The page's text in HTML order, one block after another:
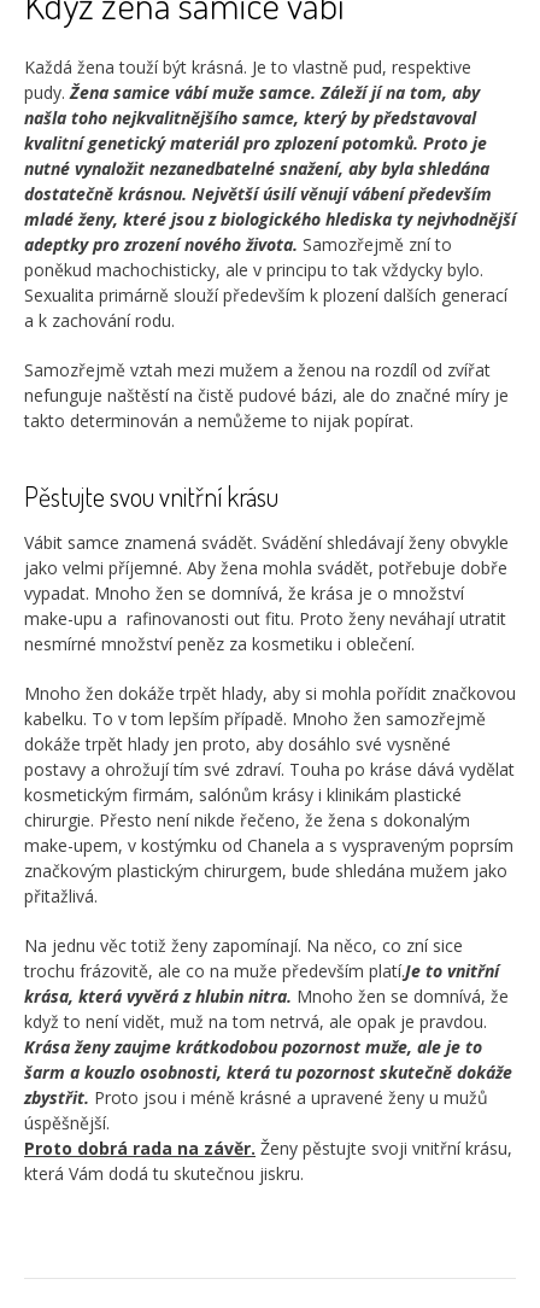
Každá žena touží být krásná. Je to vlastně pud, respektive
pudy. Žena samice vábí muže samce. Záleží jí na tom, aby
našla toho nejkvalitnějšího samce, který by představoval
kvalitní genetický materiál pro zplození potomků. Proto je
nutné vynaložit nezanedbatelné snažení, aby byla shledána
dostatečně krásnou. Největší úsilí věnují vábení především
mladé ženy, které jsou z biologického hlediska ty nejvhodnější
adeptky pro zrození nového života. Samozřejmě zní to
poněkud machochisticky, ale v principu to tak vždycky bylo.
Sexualita primárně slouží především k plození dalších generací
a k zachování rodu.
Samozřejmě vztah mezi mužem a ženou na rozdíl od zvířat
nefunguje naštěstí na čistě pudové bázi, ale do značné míry je
takto determinován a nemůžeme to nijak popírat.
Pěstujte svou vnitřní krásu
Vábit samce znamená svádět. Svádění shledávají ženy obvykle
jako velmi příjemné. Aby žena mohla svádět, potřebuje dobře
vypadat. Mnoho žen se domnívá, že krása je o množství
make-upu a rafinovanosti out fitu. Proto ženy neváhají utratit
nesmírné množství peněz za kosmetiku i oblečení.
Mnoho žen dokáže trpět hlady, aby si mohla pořídit značkovou
kabelku. To v tom lepším případě. Mnoho žen samozřejmě
dokáže trpět hlady jen proto, aby dosáhlo své vysněné
postavy a ohrožují tím své zdraví. Touha po kráse dává vydělat
kosmetickým firmám, salónům krásy i klinikám plastické
chirurgie. Přesto není nikde řečeno, že žena s dokonalým
make-upem, v kostýmku od Chanela a s vyspraveným poprsím
značkovým plastickým chirurgem, bude shledána mužem jako
přitažlivá.
Na jednu věc totiž ženy zapomínají. Na něco, co zní sice
trochu frázovitě, ale co na muže především platí.Je to vnitřní
krása, která vyvěrá z hlubin nitra. Mnoho žen se domnívá, že
když to není vidět, muž na tom netrvá, ale opak je pravdou.
Krása ženy zaujme krátkodobou pozornost muže, ale je to
šarm a kouzlo osobnosti, která tu pozornost skutečně dokáže
zbystřit. Proto jsou i méně krásné a upravené ženy u mužů
úspěšnější.
Proto dobrá rada na závěr. Ženy pěstujte svoji vnitřní krásu,
která Vám dodá tu skutečnou jiskru.